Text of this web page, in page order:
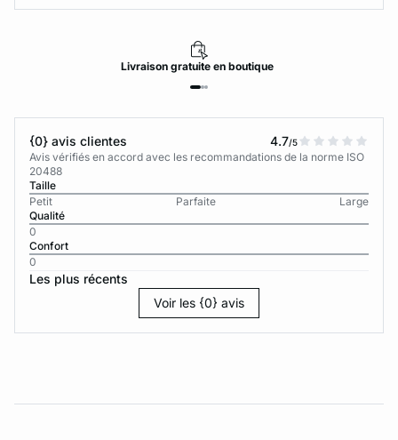
Livraisongratuiteen boutique
{0} avis clientes 4.7/5
Avis vérifiés en accord avec les recommandations de la norme ISO
20488
Taille
Petit
Parfaite
Large
Qualité
0
Confort
0
Les plus récents
Voir les {0} avis